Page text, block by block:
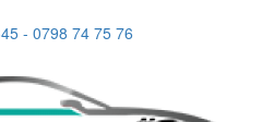
- 0798 74 75 76